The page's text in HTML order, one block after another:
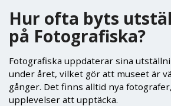
Hur ofta byts
på Fotografiska?
Fotografiska uppdaterar sina
under året, vilket gör att museet är
gånger. Det finns alltid nya
upplevelser att upptäcka.